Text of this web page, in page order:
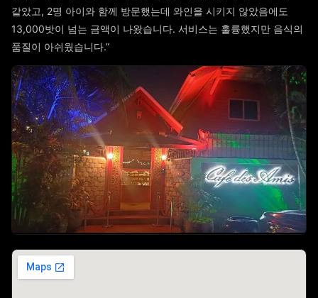
같았고, 2명 아이와 함께 방문했는데 와인을 시키지 않았음에도
13,000밧이 넘는 금액이 나왔습니다. 서비스는 훌륭했지만 음식의
품질이 아쉬웠습니다.”